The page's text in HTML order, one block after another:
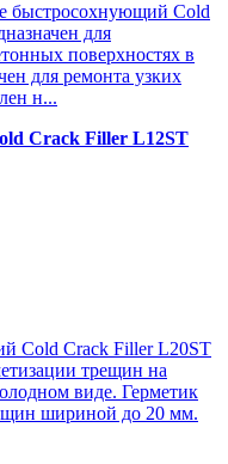
быстросохнующий Cold
для
поверхностях в
для ремонта узких
н...
Crack Filler L12SТ
Cold Crack Filler L20SТ
трещин на
виде. Герметик
шириной до 20 мм.